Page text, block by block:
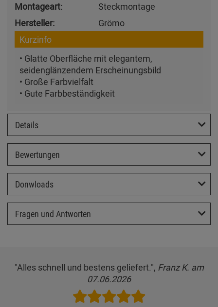
Montageart:
Steckmontage
Hersteller:
Grömo
Kurzinfo
• Glatte Oberfläche mit elegantem,
seidenglänzendem Erscheinungsbild
• Große Farbvielfalt
• Gute Farbbeständigkeit
Details
Bewertungen
Donwloads
Fragen und Antworten
"Alles schnell und bestens geliefert.", Franz K. am
07.06.2026